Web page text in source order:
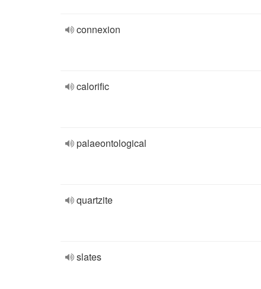
connexion
calorific
palaeontological
quartzite
slates